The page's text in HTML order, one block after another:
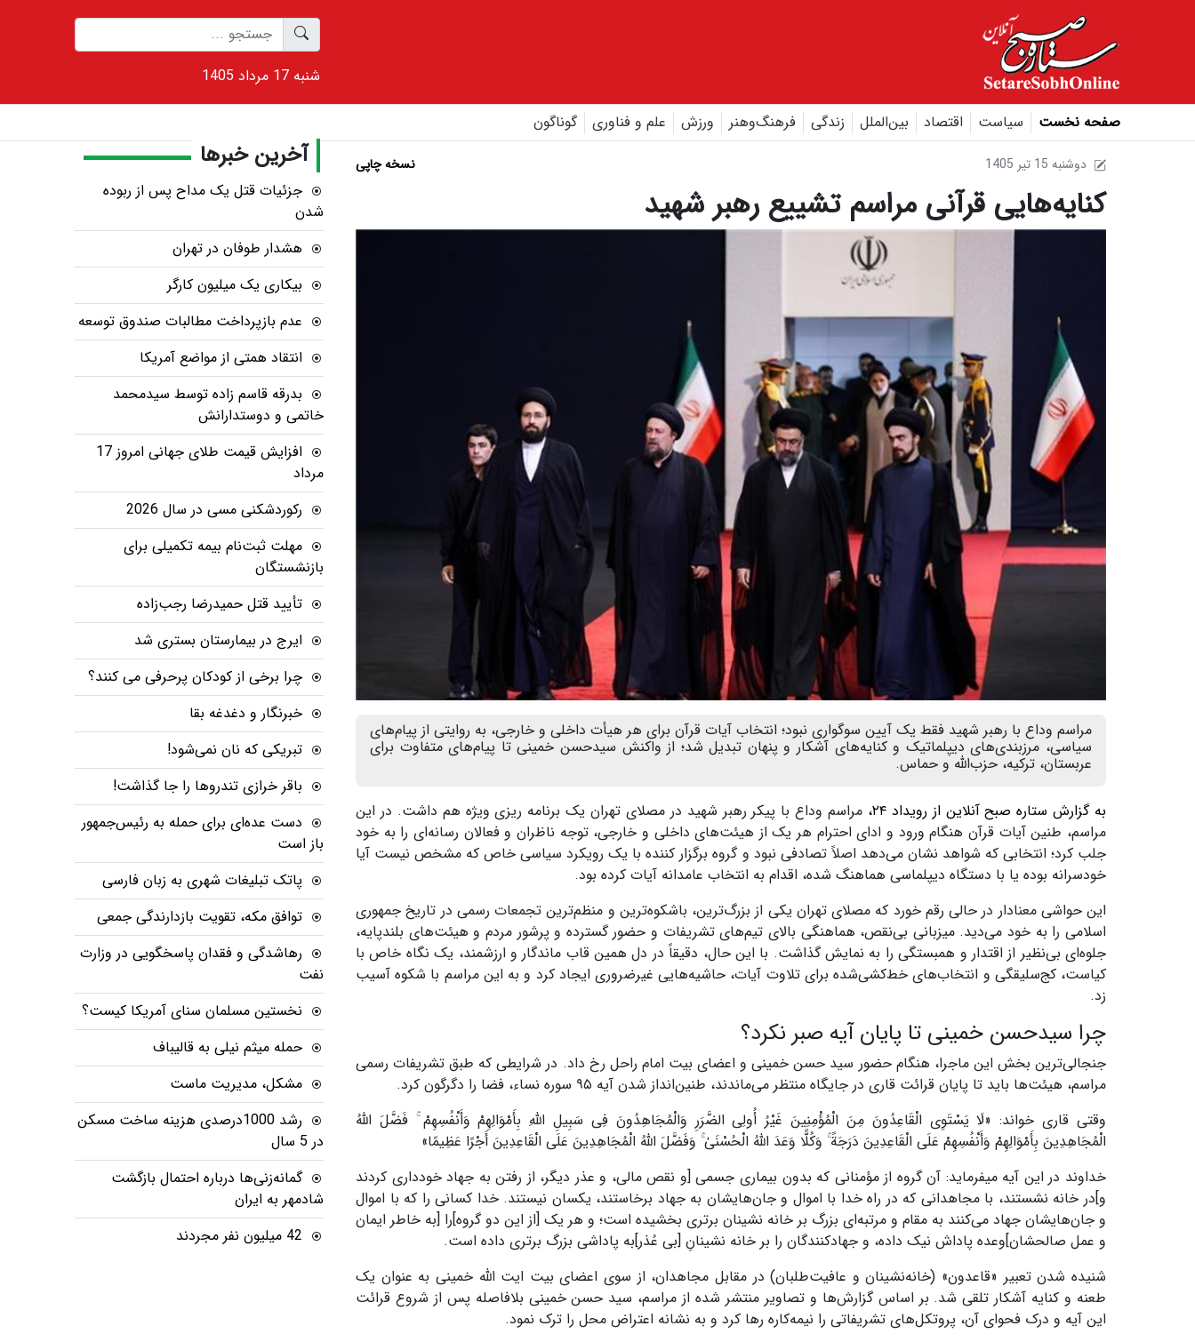
1405 شنبه 17 مرداد
صفحه نخست سیاست اقتصاد بین‌الملل زندگی فرهنگ‌و‌هنر ورزش علم و فناوری گوناگون
1405 دوشنبه 15 تير نسخه چاپی
کنایه‌هایی قرآنی مراسم تشییع رهبر شهید
مراسم وداع با رهبر شهید فقط یک آیین سوگواری نبود؛ انتخاب آیات قرآن برای هر هیأت داخلی و خارجی، به روایتی از پیام‌های
سیاسی، مرزبندی‌های دیپلماتیک و کنایه‌های آشکار و پنهان تبدیل شد؛ از واکنش سیدحسن خمینی تا پیام‌های متفاوت برای
عربستان، ترکیه، حزب‌الله و حماس.
به گزارش ستاره صبح آنلاین از رویداد ۲۴،
مراسم وداع با پیکر رهبر شهید در مصلای تهران یک برنامه ریزی ویژه هم داشت. در این
مراسم، طنین آیات قرآن هنگام ورود و ادای احترام هر یک از هیئت‌های داخلی و خارجی، توجه ناظران و فعالان رسانه‌ای را به خود
جلب کرد؛ انتخابی که شواهد نشان می‌دهد اصلاً تصادفی نبود و گروه برگزار کننده با یک رویکرد سیاسی‌‌ خاص که مشخص نیست آیا
خودسرانه بوده یا با دستگاه دیپلماسی هماهنگ شده، اقدام به انتخاب عامدانه آیات کرده بود.
این حواشی معنادار در حالی رقم خورد که مصلای تهران یکی از بزرگ‌ترین، باشکوه‌ترین و منظم‌ترین تجمعات رسمی در تاریخ جمهوری
اسلامی را به خود می‌دید. میزبانی بی‌نقص، هماهنگی بالای تیم‌های تشریفات و حضور گسترده و پرشور مردم و هیئت‌های بلندپایه،
جلوه‌ای بی‌نظیر از اقتدار و همبستگی را به نمایش گذاشت. با این حال، دقیقاً در دل همین قاب ماندگار و ارزشمند، یک نگاه خاص با
کیاست، کج‌سلیقگی و انتخاب‌های خط‌کشی‌شده برای تلاوت آیات، حاشیه‌هایی غیرضروری ایجاد کرد و به این مراسم با شکوه آسیب
زد.
چرا سیدحسن خمینی تا پایان آیه صبر نکرد؟
جنجالی‌ترین بخش این ماجرا، هنگام حضور سید حسن خمینی و اعضای بیت امام راحل رخ داد. در شرایطی که طبق تشریفات رسمی
مراسم، هیئت‌ها باید تا پایان قرائت قاری در جایگاه منتظر می‌ماندند، طنین‌انداز شدن آیه ۹۵ سوره نساء، فضا را دگرگون کرد.
وقتی قاری خواند: «لَا یَسْتَوِی الْقَاعِدُونَ مِنَ الْمُؤْمِنِینَ غَیْرُ أُولِی الضَّرَرِ وَالْمُجَاهِدُونَ فِی سَبِیلِ اللَّهِ بِأَمْوَالِهِمْ وَأَنْفُسِهِمْ ۚ فَضَّلَ اللَّهُ
الْمُجَاهِدِینَ بِأَمْوَالِهِمْ وَأَنْفُسِهِمْ عَلَى الْقَاعِدِینَ دَرَجَةً ۚ وَکُلًّا وَعَدَ اللَّهُ الْحُسْنَىٰ ۚ وَفَضَّلَ اللَّهُ الْمُجَاهِدِینَ عَلَى الْقَاعِدِینَ أَجْرًا عَظِیمًا»
خداوند در این آیه میفرماید: آن گروه از مؤمنانی که بدون بیماری جسمی [و نقص مالی، و عذر دیگر، از رفتن به جهاد خودداری کردند
و]در خانه نشستند، با مجاهدانی که در راه خدا با اموال و جان‌هایشان به جهاد برخاستند، یکسان نیستند. خدا کسانی را که با اموال
و جان‌هایشان جهاد می‌کنند به مقام و مرتبه‌ای بزرگ بر خانه نشینان برتری بخشیده است؛ و هر یک [از این دو گروه]را [به خاطر ایمان
و عمل صالحشان]وعده پاداش نیک داده، و جهادکنندگان را بر خانه نشینانِ [بی عُذر]به پاداشی بزرگ برتری داده است.
شنیده شدن تعبیر «قاعدون» (خانه‌نشینان و عافیت‌طلبان) در مقابل مجاهدان، از سوی اعضای بیت ایت الله خمینی به عنوان یک
طعنه و کنایه آشکار تلقی شد. بر اساس گزارش‌ها و تصاویر منتشر شده از مراسم، سید حسن خمینی بلافاصله پس از شروع قرائت
این آیه و درک فحوای آن، پروتکل‌های تشریفاتی را نیمه‌کاره رها کرد و به نشانه اعتراض محل را ترک نمود.
آخرین خبرها
جزئیات قتل یک مداح پس از ربوده
شدن
هشدار طوفان در تهران
بیکاری یک میلیون کارگر
عدم بازپرداخت مطالبات صندوق توسعه
انتقاد همتی از مواضع آمریکا
بدرقه قاسم زاده توسط سیدمحمد
خاتمی و دوستدارانش
افزایش قیمت طلای جهانی امروز 17
مرداد
رکوردشکنی مسی در سال 2026
مهلت ثبت‌نام بیمه تکمیلی برای
بازنشستگان
تأیید قتل حمیدرضا رجب‌زاده
ایرج در بیمارستان بستری شد
چرا برخی از کودکان پرحرفی می کنند؟
خبرنگار و دغدغه بقا
تبریکی که نان نمی‌شود!
باقر خرازی تندروها را جا گذاشت!
دست عده‌ای برای حمله به رئیس‌جمهور
باز است
پاتک تبلیغات شهری به زبان فارسی
توافق مکه، تقویت بازدارندگی جمعی
رهاشدگی و فقدان پاسخگویی در وزارت
نفت
نخستین مسلمان سنای آمریکا کیست؟
حمله میثم نیلی به قالیباف
مشکل، مدیریت ماست
رشد 1000درصدی هزینه ساخت مسکن
در 5 سال
گمانه‌زنی‌ها درباره احتمال بازگشت
شادمهر به ایران
42 میلیون نفر مجردند